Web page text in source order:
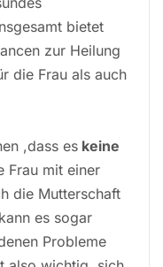
bietet
zur Heilung
die Frau als auch
,dass es keine
Frau mit einer
die Mutterschaft
es sogar
Probleme